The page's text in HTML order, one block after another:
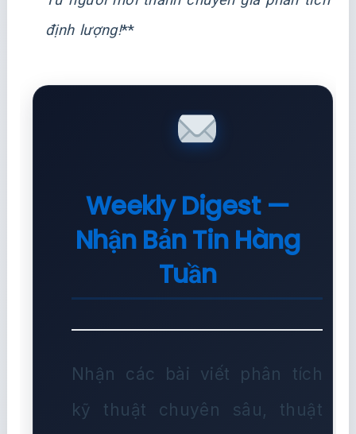
định lượng!**
Weekly Digest —
Nhận Bản Tin Hàng
Tuần
Nhận các bài viết phân tích
kỹ thuật chuyên sâu, thuật